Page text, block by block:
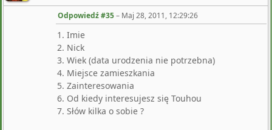
Odpowiedź #35– Maj 28, 2011, 12:29:26
1. Imie
2. Nick
3. Wiek (data urodzenia nie potrzebna)
4. Miejsce zamieszkania
5. Zainteresowania
6. Od kiedy interesujesz się Touhou
7. Słów kilka o sobie ?